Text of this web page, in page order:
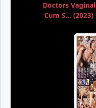
Doctors Vaginal
Cum S... (2023)